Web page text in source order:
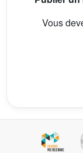
Vous